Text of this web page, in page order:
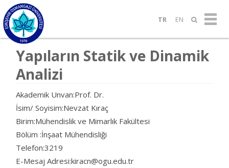
TR EN
Yapıların Statik ve Dinamik
Analizi
Akademik Unvan:Prof. Dr.
İsim/ Soyisim:Nevzat Kıraç
Birim:Mühendislik ve Mimarlık Fakültesi
Bölüm :İnşaat Mühendisliği
Telefon:3219
E-Mesaj Adresi:kiracn@ogu.edu.tr